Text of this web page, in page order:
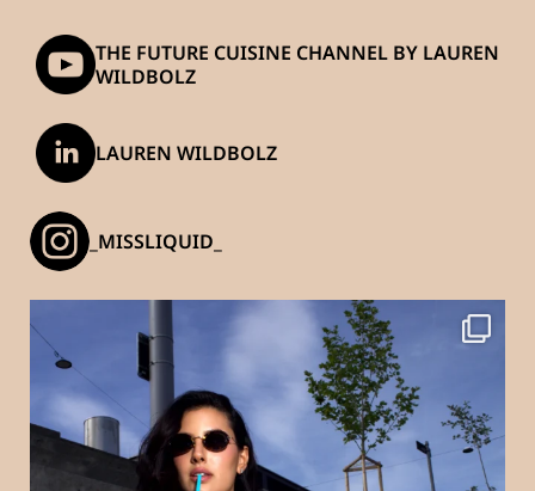
THE FUTURE CUISINE CHANNEL BY LAUREN
WILDBOLZ
LAUREN WILDBOLZ
_MISSLIQUID_